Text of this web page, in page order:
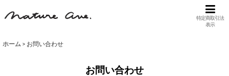
特定商取引法
表示
ホーム > お問い合わせ
お問い合わせ